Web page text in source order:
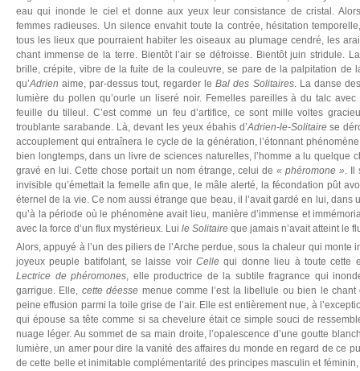
eau qui inonde le ciel et donne aux yeux leur consistance de cristal.
femmes radieuses. Un silence envahit toute la contrée, hésitation
tous les lieux que pourraient habiter les oiseaux au plumage cendré, les
chant immense de la terre. Bientôt l’air se défroisse. Bientôt juin stridule.
brille, crépite, vibre de la fuite de la couleuvre, se pare de la palpitation de
qu’Adrien aime, par-dessus tout, regarder leBal des Solitaires. La danse
lumière du pollen qu’ourle un liseré noir. Femelles pareilles à du talc
feuille du tilleul. C’est comme un feu d’artifice, ce sont mille voltes
troublante sarabande. Là, devant les yeux ébahis d’Adrien-le-Solitairese
accouplement qui entraînera le cycle de la génération, l’étonnant
bien longtemps, dans un livre de sciences naturelles, l’homme a lu quelque
gravé en lui. Cette chose portait un nom étrange, celui de « phéromone ». Il
invisible qu’émettait la femelle afin que, le mâle alerté, la fécondation pût
éternel de la vie. Ce nom aussi étrange que beau, il l’avait gardé en lui, dans
qu’à la période où le phénomène avait lieu, manière d’immense et
avec la force d’un flux mystérieux. Lui le Solitaire que jamais n’avait atteint le
Alors, appuyé à l’un des piliers de l’Arche perdue, sous la chaleur qui monte
joyeux peuple batifolant, se laisse voirCelle qui donne lieu à toute cette
Lectrice de phéromones, elle productrice de la subtile fragrance qui
garrigue. Elle, cette déesse menue comme l’est la libellule ou bien le chant
peine effusion parmi la toile grise de l’air. Elle est entièrement nue, à
qui épouse sa tête comme si sa chevelure était ce simple souci de
nuage léger. Au sommet de sa main droite, l’opalescence d’une goutte
lumière, un amer pour dire la vanité des affaires du monde en regard de ce
de cette belle et inimitable complémentarité des principes masculin et